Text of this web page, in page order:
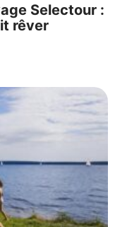
Selectour :
rêver